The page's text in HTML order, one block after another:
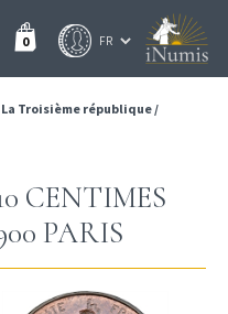
0
La Troisième république/
CENTIMES
PARIS